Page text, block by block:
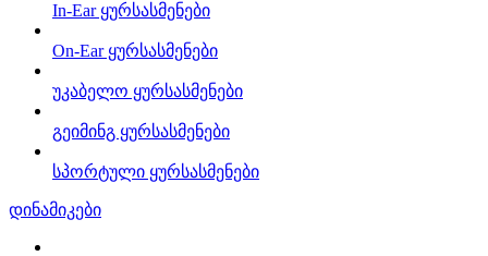
In-Ear ყურსასმენები
On-Ear ყურსასმენები
უკაბელო ყურსასმენები
გეიმინგ ყურსასმენები
სპორტული ყურსასმენები
დინამიკები